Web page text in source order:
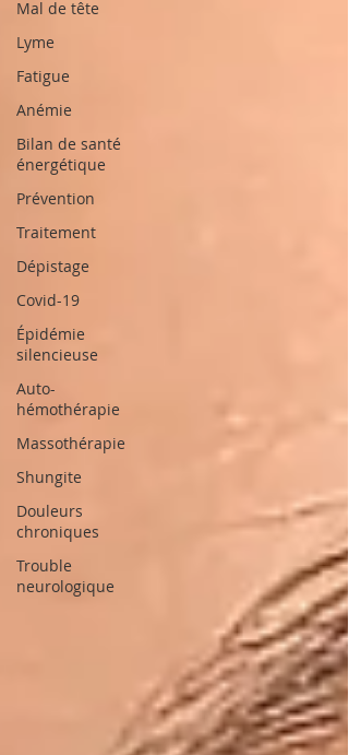
Mal de tête
Lyme
Fatigue
Anémie
Bilan de santé
énergétique
Prévention
Traitement
Dépistage
Covid-19
Épidémie
silencieuse
Auto-
hémothérapie
Massothérapie
Shungite
Douleurs
chroniques
Trouble
neurologique